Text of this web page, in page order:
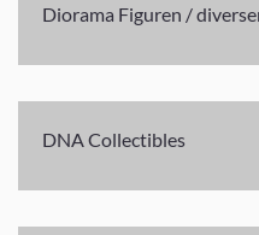
Diorama Figuren /
DNA Collectibles